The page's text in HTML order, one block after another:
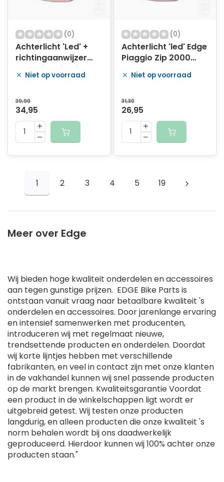
(0)
Achterlicht 'Led' +
richtingaanwijzer
Edge Piaggio Zip
2000 - met helder
Niet op voorraad
39,90
34,95
(0)
Achterlicht 'led' Edge
Piaggio Zip 2000
helder glas
Niet op voorraad
31,30
26,95
1 2 3 4 5 19
Meer over Edge
Wij bieden hoge kwaliteit onderdelen en accessoires
aan tegen gunstige prijzen. ​ EDGE Bike Parts is
ontstaan vanuit vraag naar betaalbare kwaliteit 's
onderdelen en accessoires. Door jarenlange ervaring
en intensief samenwerken met producenten,
introduceren wij met regelmaat nieuwe,
trendsettende producten en onderdelen. Doordat
wij korte lijntjes hebben met verschillende
fabrikanten, en veel in contact zijn met onze klanten
in de vakhandel kunnen wij snel passende producten
op de markt brengen. Kwaliteitsgarantie Voordat
een product in de winkelschappen ligt wordt er
uitgebreid getest. Wij testen onze producten
langdurig, en alleen producten die onze kwaliteit 's
norm behalen wordt bij ons daadwerkelijk
geproduceerd. Hierdoor kunnen wij 100% achter onze
producten staan."